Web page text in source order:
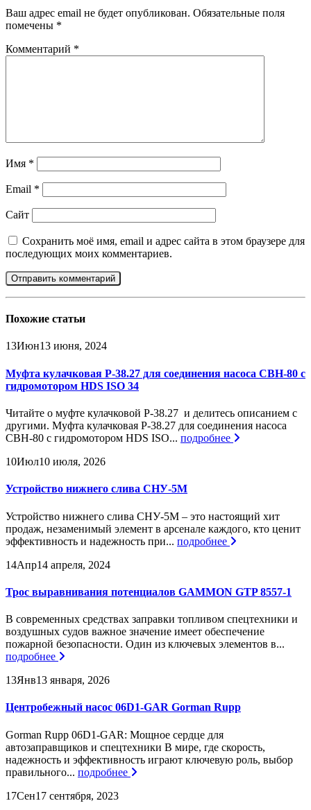
Ваш адрес email не будет опубликован. Обязательные поля
помечены *
Комментарий *
Имя *
Email *
Сайт
Сохранить моё имя, email и адрес сайта в этом браузере для
последующих моих комментариев.
Похожие статьи
13Июн13 июня, 2024
Муфта кулачковая Р-38.27 для соединения насоса СВН-80 с
гидромотором HDS ISO 34
Читайте о муфте кулачковой Р-38.27 и делитесь описанием с
другими. Муфта кулачковая Р-38.27 для соединения насоса
СВН-80 с гидромотором HDS ISO... подробнее
10Июл10 июля, 2026
Устройство нижнего слива СНУ-5М
Устройство нижнего слива СНУ-5М – это настоящий хит
продаж, незаменимый элемент в арсенале каждого, кто ценит
эффективность и надежность при... подробнее
14Апр14 апреля, 2024
Трос выравнивания потенциалов GAMMON GTP 8557-1
В современных средствах заправки топливом спецтехники и
воздушных судов важное значение имеет обеспечение
пожарной безопасности. Один из ключевых элементов в...
подробнее
13Янв13 января, 2026
Центробежный насос 06D1-GAR Gorman Rupp
Gorman Rupp 06D1-GAR: Мощное сердце для
автозаправщиков и спецтехники В мире, где скорость,
надежность и эффективность играют ключевую роль, выбор
правильного... подробнее
17Сен17 сентября, 2023